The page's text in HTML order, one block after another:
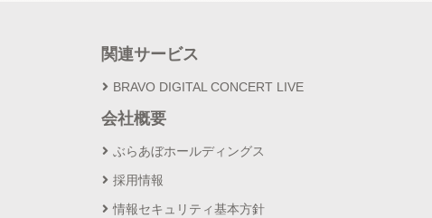
関連サービス
BRAVO DIGITAL CONCERT LIVE
会社概要
ぶらあぼホールディングス
採用情報
情報セキュリティ基本方針